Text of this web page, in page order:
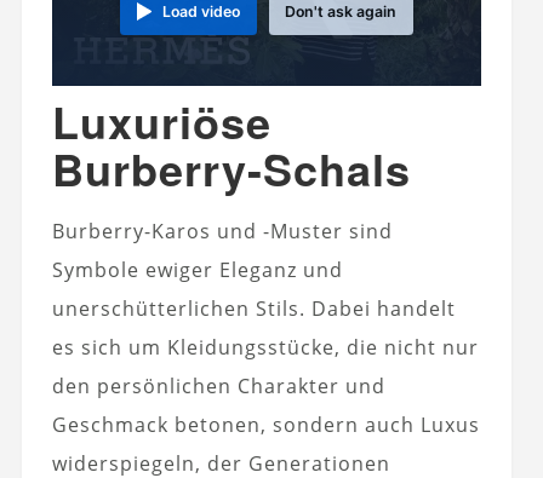
Load video Don't ask again
Luxuriöse
Burberry-Schals
Burberry-Karos und -Muster sind
Symbole ewiger Eleganz und
unerschütterlichen Stils. Dabei handelt
es sich um Kleidungsstücke, die nicht nur
den persönlichen Charakter und
Geschmack betonen, sondern auch Luxus
widerspiegeln, der Generationen